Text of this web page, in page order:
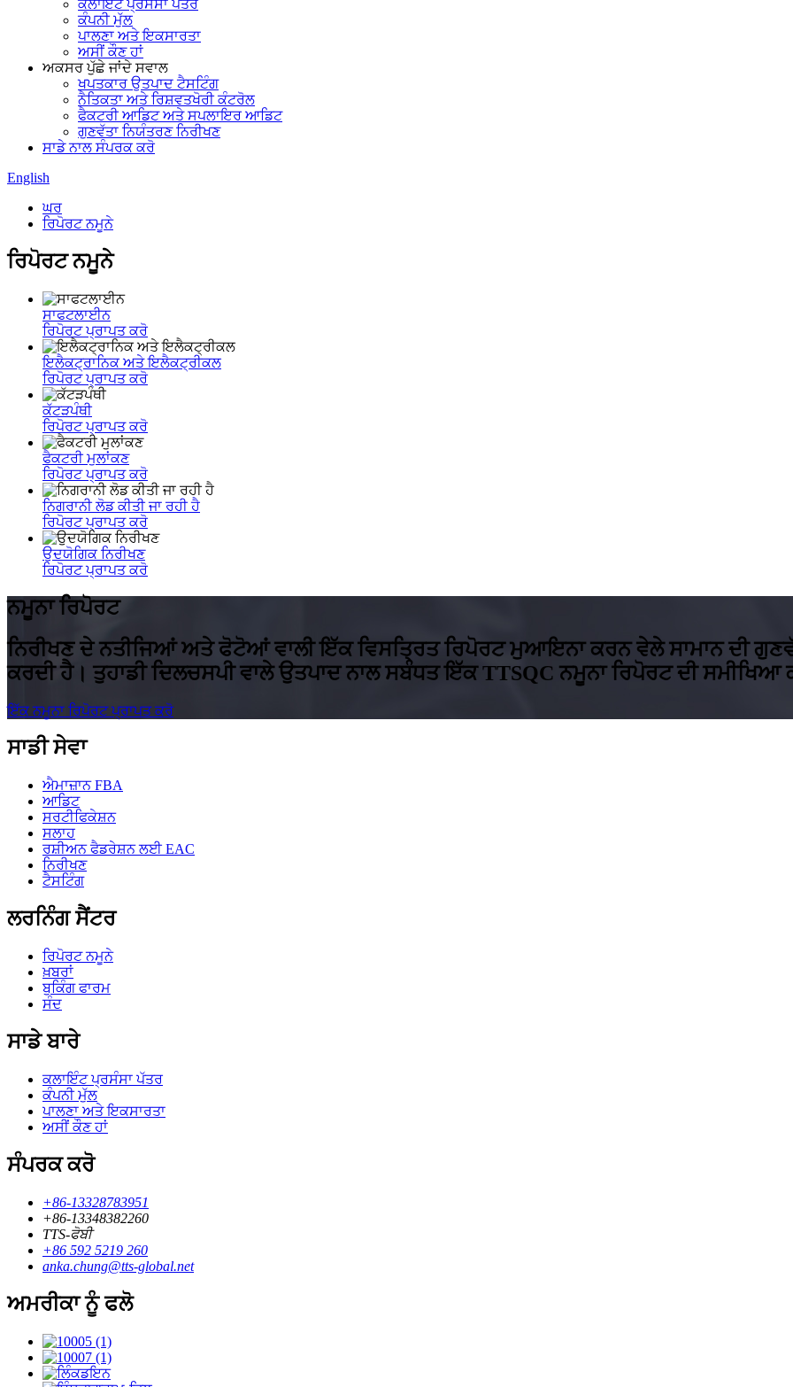
ਕਲਾਇੰਟ ਪ੍ਰਸੰਸਾ ਪੱਤਰ
ਕੰਪਨੀ ਮੁੱਲ
ਪਾਲਣਾ ਅਤੇ ਇਕਸਾਰਤਾ
ਅਸੀਂ ਕੌਣ ਹਾਂ
ਅਕਸਰ ਪੁੱਛੇ ਜਾਂਦੇ ਸਵਾਲ
ਖਪਤਕਾਰ ਉਤਪਾਦ ਟੈਸਟਿੰਗ
ਨੈਤਿਕਤਾ ਅਤੇ ਰਿਸ਼ਵਤਖੋਰੀ ਕੰਟਰੋਲ
ਫੈਕਟਰੀ ਆਡਿਟ ਅਤੇ ਸਪਲਾਇਰ ਆਡਿਟ
ਗੁਣਵੱਤਾ ਨਿਯੰਤਰਣ ਨਿਰੀਖਣ
ਸਾਡੇ ਨਾਲ ਸੰਪਰਕ ਕਰੋ
English
ਘਰ
ਰਿਪੋਰਟ ਨਮੂਨੇ
ਰਿਪੋਰਟ ਨਮੂਨੇ
ਸਾਫਟਲਾਈਨ
ਰਿਪੋਰਟ ਪ੍ਰਾਪਤ ਕਰੋ
ਇਲੈਕਟ੍ਰਾਨਿਕ ਅਤੇ ਇਲੈਕਟ੍ਰੀਕਲ
ਰਿਪੋਰਟ ਪ੍ਰਾਪਤ ਕਰੋ
ਕੱਟੜਪੰਥੀ
ਰਿਪੋਰਟ ਪ੍ਰਾਪਤ ਕਰੋ
ਫੈਕਟਰੀ ਮੁਲਾਂਕਣ
ਰਿਪੋਰਟ ਪ੍ਰਾਪਤ ਕਰੋ
ਨਿਗਰਾਨੀ ਲੋਡ ਕੀਤੀ ਜਾ ਰਹੀ ਹੈ
ਰਿਪੋਰਟ ਪ੍ਰਾਪਤ ਕਰੋ
ਉਦਯੋਗਿਕ ਨਿਰੀਖਣ
ਰਿਪੋਰਟ ਪ੍ਰਾਪਤ ਕਰੋ
ਨਮੂਨਾ ਰਿਪੋਰਟ
ਨਿਰੀਖਣ ਦੇ ਨਤੀਜਿਆਂ ਅਤੇ ਫੋਟੋਆਂ ਵਾਲੀ ਇੱਕ ਵਿਸਤ੍ਰਿਤ ਰਿਪੋਰਟ ਮੁਆਇਨਾ ਕਰਨ ਵੇਲੇ ਸਾਮਾਨ ਦੀ
ਕਰਦੀ ਹੈ। ਤੁਹਾਡੀ ਦਿਲਚਸਪੀ ਵਾਲੇ ਉਤਪਾਦ ਨਾਲ ਸਬੰਧਤ ਇੱਕ TTSQC ਨਮੂਨਾ ਰਿਪੋਰਟ ਦੀ ਸਮੀਖਿਆ
ਇੱਕ ਨਮੂਨਾ ਰਿਪੋਰਟ ਪ੍ਰਾਪਤ ਕਰੋ
ਸਾਡੀ ਸੇਵਾ
ਐਮਾਜ਼ਾਨ FBA
ਆਡਿਟ
ਸਰਟੀਫਿਕੇਸ਼ਨ
ਸਲਾਹ
ਰਸ਼ੀਅਨ ਫੈਡਰੇਸ਼ਨ ਲਈ EAC
ਨਿਰੀਖਣ
ਟੈਸਟਿੰਗ
ਲਰਨਿੰਗ ਸੈਂਟਰ
ਰਿਪੋਰਟ ਨਮੂਨੇ
ਖ਼ਬਰਾਂ
ਬੁਕਿੰਗ ਫਾਰਮ
ਸੰਦ
ਸਾਡੇ ਬਾਰੇ
ਕਲਾਇੰਟ ਪ੍ਰਸੰਸਾ ਪੱਤਰ
ਕੰਪਨੀ ਮੁੱਲ
ਪਾਲਣਾ ਅਤੇ ਇਕਸਾਰਤਾ
ਅਸੀਂ ਕੌਣ ਹਾਂ
ਸੰਪਰਕ ਕਰੋ
+86-13328783951
+86-13348382260
TTS-ਫੋਬੀ
+86 592 5219 260
anka.chung@tts-global.net
ਅਮਰੀਕਾ ਨੂੰ ਫਲੋ